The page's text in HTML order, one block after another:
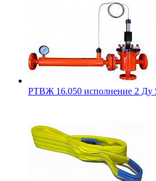
РТВЖ 16.050 исполнение 2 Ду